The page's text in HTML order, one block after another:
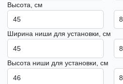
Высота, см
Ширина ниши для установки, см
Высота ниши для установки, см